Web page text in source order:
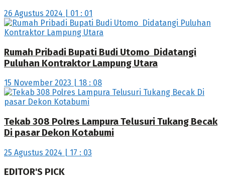
26 Agustus 2024 | 01 : 01
Rumah Pribadi Bupati Budi Utomo Didatangi
Puluhan Kontraktor Lampung Utara
15 November 2023 | 18 : 08
Tekab 308 Polres Lampura Telusuri Tukang Becak
Di pasar Dekon Kotabumi
25 Agustus 2024 | 17 : 03
EDITOR'S PICK